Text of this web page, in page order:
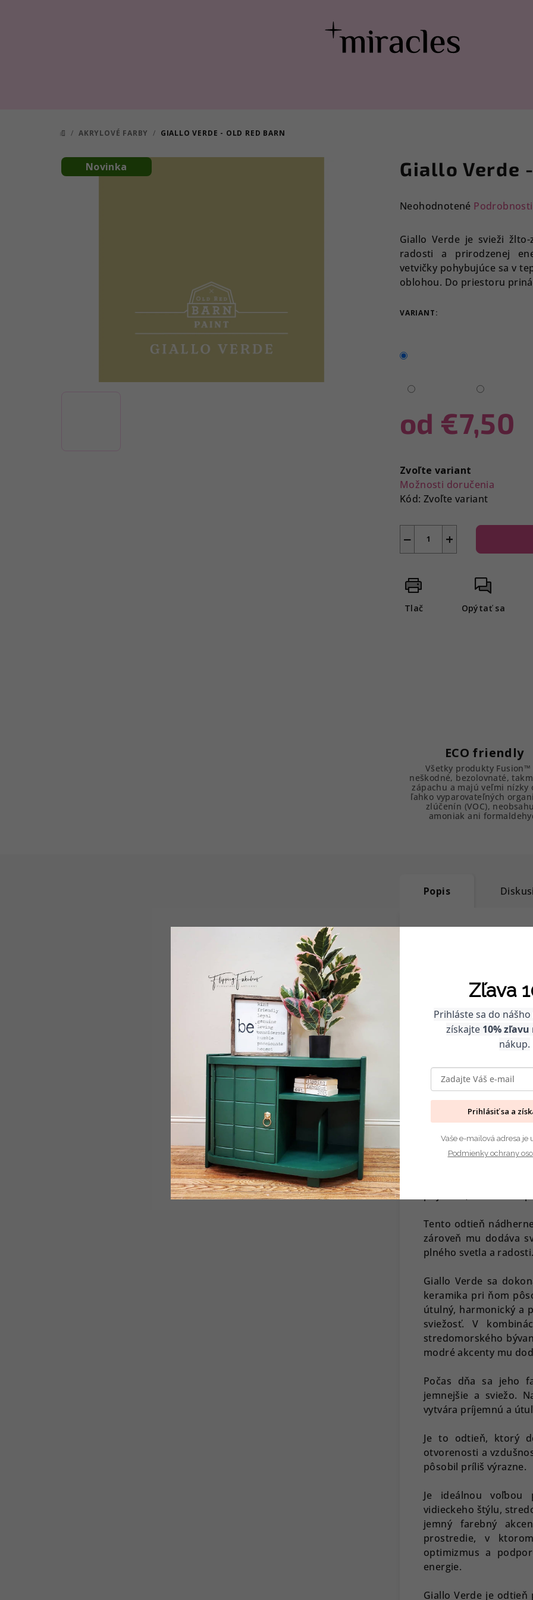
DOMOV
/ AKRYLOVÉ FARBY / GIALLO VERDE - OLD RED BARN
Giallo Verde
Priemerné
produktu
0,0
Neohodnotené
Giallo Verde je svieži
radosti a prirodzenej
vetvičky pohybujúce sa v
oblohou. Do priestoru
VARIANT:
od €7,50
cena:
Zvoľte variant
Možnosti doručenia
Kód: Zvoľte variant
+
−
Tlač Opýtať sa
Novinka
ECO friendly
Všetky produkty Fusion™
neškodné, bezolovnaté,
zápachu a majú veľmi nízky
ľahko vyparovateľných
zlúčenín (VOC),
amoniak ani
Popis
Giallo Verde je farba,
Pripomína prvé
Je to odtieň, ktorý
Jeho jedinečný
harmonický tón,
príliš jemný. Má
ho zahltil.
Inšpiráciu nachádza
kde sa listy
leta. V pokojných
pomalším tempom.
Giallo Verde
rozjasniť a naplniť
Tento odtieň
zároveň mu dodáva
plného svetla a radosti.
Giallo Verde sa
keramika pri ňom
útulný, harmonický a
sviežosť. V
stredomorského
modré akcenty mu
Počas dňa sa jeho
jemnejšie a sviežo.
vytvára príjemnú a
Je to odtieň, ktorý
otvorenosti a
pôsobil príliš výrazne.
Je ideálnou voľbou
vidieckeho štýlu,
jemný farebný
prostredie, v
optimizmus a
energie.
Giallo Verde je
Zľava
Prihláste sa do
získajte 10% zľavu
nákup.
Prihlásiť sa a
Vaše e-mailová adresa je
Podmienky ochrany